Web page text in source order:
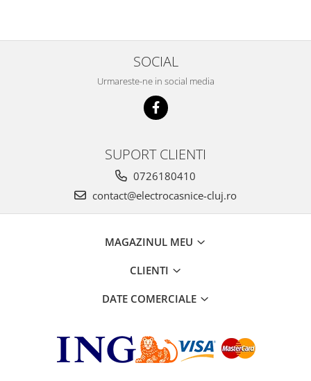
SOCIAL
Urmareste-ne in social media
SUPORT CLIENTI
0726180410
contact@electrocasnice-cluj.ro
MAGAZINUL MEU
CLIENTI
DATE COMERCIALE